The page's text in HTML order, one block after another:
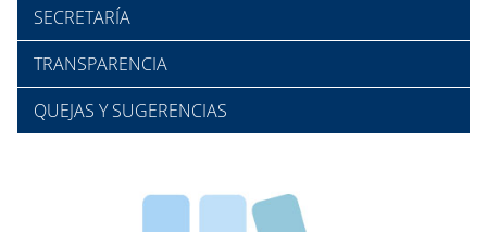
SECRETARÍA
TRANSPARENCIA
QUEJAS Y SUGERENCIAS